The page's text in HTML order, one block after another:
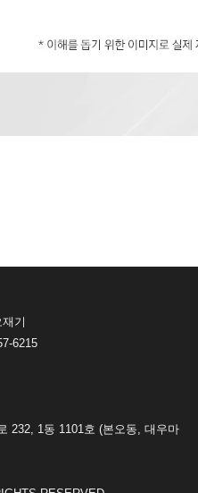
재기
6215
232, 1동 1101호 (본오동, 대우마